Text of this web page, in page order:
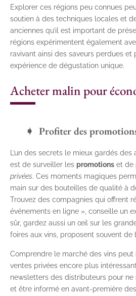
Explorer ces régions peu connues
soutien à des techniques locales et
anciennes qu’il est important de
régions expérimentent également
ravivant ainsi des saveurs perdues et
expérience de dégustation unique.
Acheter malin pour
Profiter des
L’un des secrets le mieux gardés
est de surveiller les promotions et de
privées. Ces moments magiques
main sur des bouteilles de qualité à
Trouvez des compagnies qui offrent
événements en ligne », conseille un
sûr, gardez aussi un œil sur les
foires aux vins, proposent souvent de
Comprendre le marché des vins
ventes privées encore plus
newsletters des distributeurs pour ne
et être informé en avant-première